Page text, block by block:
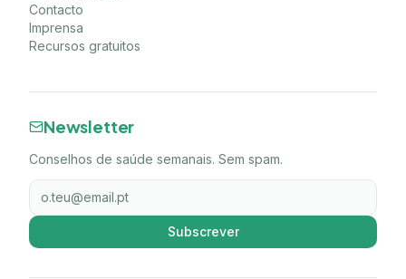
Contacto
Imprensa
Recursos gratuitos
Newsletter
Conselhos de saúde semanais. Sem spam.
Subscrever